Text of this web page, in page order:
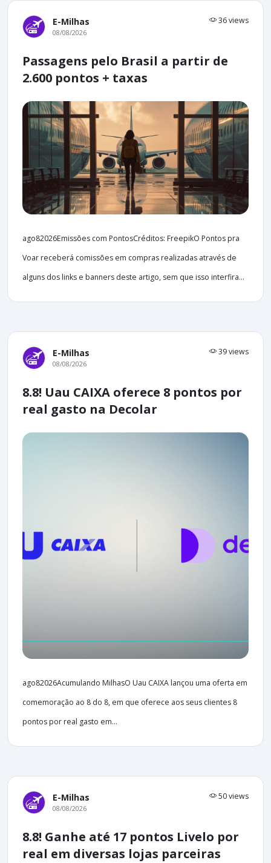
E-Milhas 36 views
08/08/2026
Passagens pelo Brasil a partir de
2.600 pontos + taxas
ago82026Emissões com PontosCréditos: FreepikO Pontos pra
Voar receberá comissões em compras realizadas através de
alguns dos links e banners deste artigo, sem que isso interfira...
E-Milhas 39 views
08/08/2026
8.8! Uau CAIXA oferece 8 pontos por
real gasto na Decolar
ago82026Acumulando MilhasO Uau CAIXA lançou uma oferta em
comemoração ao 8 do 8, em que oferece aos seus clientes 8
pontos por real gasto em...
E-Milhas 50 views
08/08/2026
8.8! Ganhe até 17 pontos Livelo por
real em diversas lojas parceiras